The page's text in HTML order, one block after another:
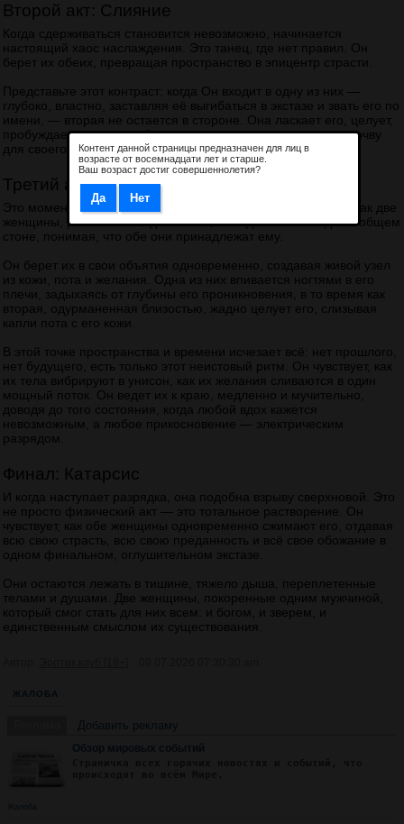
Второй акт: Слияние
Когда сдерживаться становится невозможно, начинается
настоящий хаос наслаждения. Это танец, где нет правил. Он
берет их обеих, превращая пространство в эпицентр страсти.
Представьте этот контраст: когда Он входит в одну из них —
глубоко, властно, заставляя её выгибаться в экстазе и звать его по
имени, — вторая не остается в стороне. Она ласкает его, целует,
пробуждает в нем еще большее зверство, подготавливая почву
для своего собственного триумфа.
Третий акт: Тотальный захват
Это момент абсолютного доминирования. Когда Он видит, как две
женщины, разные как лед и пламя, объединяются в одном общем
стоне, понимая, что обе они принадлежат ему.
Он берет их в свои объятия одновременно, создавая живой узел
из кожи, пота и желания. Одна из них впивается ногтями в его
плечи, задыхаясь от глубины его проникновения, в то время как
вторая, одурманенная близостью, жадно целует его, слизывая
капли пота с его кожи.
В этой точке пространства и времени исчезает всё: нет прошлого,
нет будущего, есть только этот неистовый ритм. Он чувствует, как
их тела вибрируют в унисон, как их желания сливаются в один
мощный поток. Он ведет их к краю, медленно и мучительно,
доводя до того состояния, когда любой вдох кажется
невозможным, а любое прикосновение — электрическим
разрядом.
Финал: Катарсис
И когда наступает разрядка, она подобна взрыву сверхновой. Это
не просто физический акт — это тотальное растворение. Он
чувствует, как обе женщины одновременно сжимают его, отдавая
всю свою страсть, всю свою преданность и всё свое обожание в
одном финальном, оглушительном экстазе.
Они остаются лежать в тишине, тяжело дыша, переплетенные
телами и душами. Две женщины, покоренные одним мужчиной,
который смог стать для них всем: и богом, и зверем, и
единственным смыслом их существования.
ЖАЛОБА
Добавить рекламу
Контент данной страницы предназначен для лиц в
возрасте от восемнадцати лет и старше.
Ваш возраст достиг совершеннолетия?